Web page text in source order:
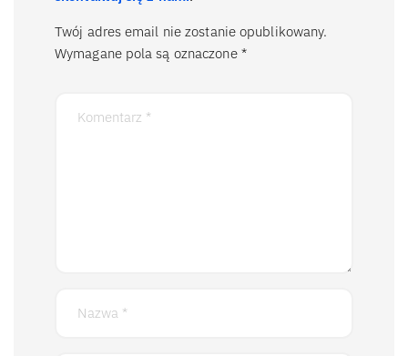
Twój adres email nie zostanie opublikowany.
Wymagane pola są oznaczone *